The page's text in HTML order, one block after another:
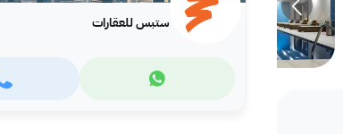
ستبس للعقارات